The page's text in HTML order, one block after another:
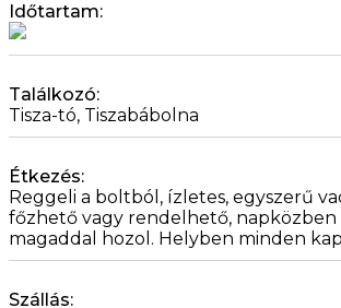
Időtartam:
Találkozó:
Tisza-tó, Tiszabábolna
Étkezés:
Reggeli a boltból, ízletes, egyszerű
főzhető vagy rendelhető, napközben
magaddal hozol. Helyben minden
Szállás: